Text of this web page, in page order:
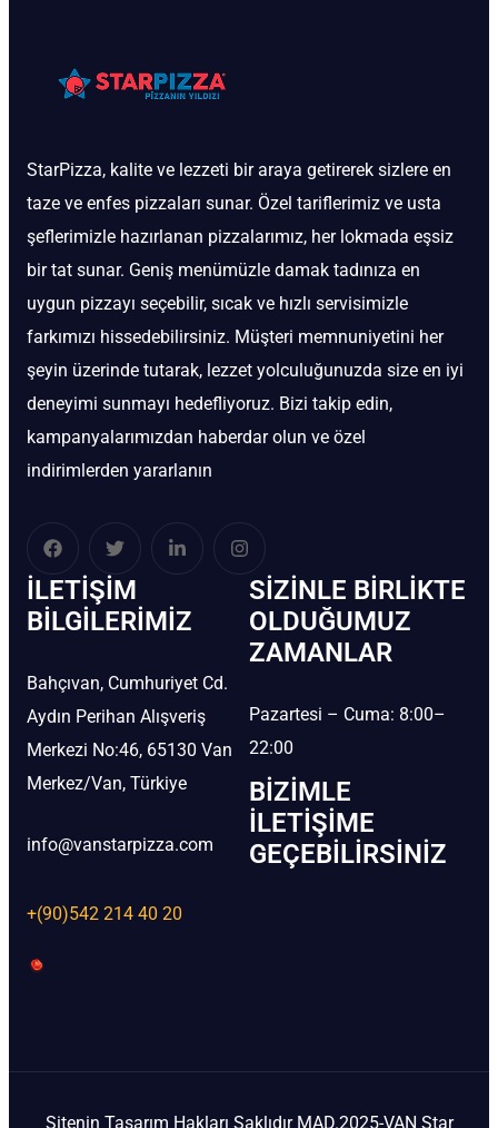
StarPizza, kalite ve lezzeti bir araya getirerek sizlere en
taze ve enfes pizzaları sunar. Özel tariflerimiz ve usta
şeflerimizle hazırlanan pizzalarımız, her lokmada eşsiz
bir tat sunar. Geniş menümüzle damak tadınıza en
uygun pizzayı seçebilir, sıcak ve hızlı servisimizle
farkımızı hissedebilirsiniz. Müşteri memnuniyetini her
şeyin üzerinde tutarak, lezzet yolculuğunuzda size en iyi
deneyimi sunmayı hedefliyoruz. Bizi takip edin,
kampanyalarımızdan haberdar olun ve özel
indirimlerden yararlanın
İLETIŞIM
BİLGILERIMIZ
Bahçıvan, Cumhuriyet Cd.
Aydın Perihan Alışveriş
Merkezi No:46, 65130 Van
Merkez/Van, Türkiye
info@vanstarpizza.com
+(90)542 214 40 20
SIZINLE BIRLIKTE
OLDUĞUMUZ
ZAMANLAR
Pazartesi – Cuma: 8:00–
22:00
BIZIMLE
İLETIŞIME
GEÇEBILIRSINIZ
Sitenin Tasarım Hakları Saklıdır MAD.2025-VAN Star